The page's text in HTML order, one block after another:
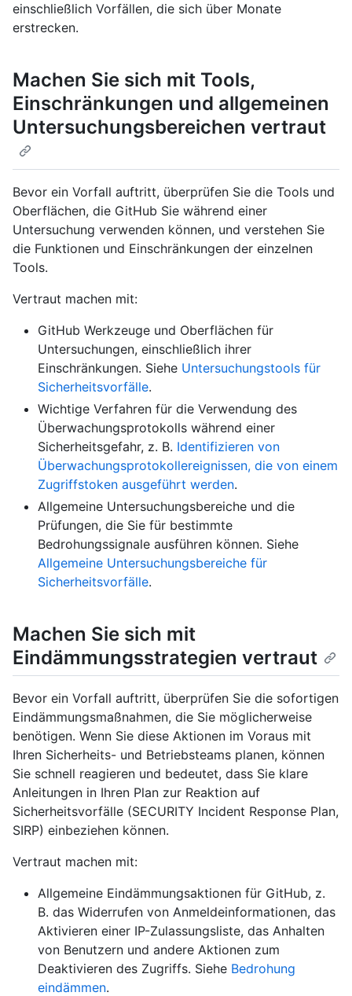
einschließlich Vorfällen, die sich über Monate
erstrecken.
Machen Sie sich mit Tools,
Einschränkungen und allgemeinen
Untersuchungsbereichen vertraut
Bevor ein Vorfall auftritt, überprüfen Sie die Tools und
Oberflächen, die GitHub Sie während einer
Untersuchung verwenden können, und verstehen Sie
die Funktionen und Einschränkungen der einzelnen
Tools.
Vertraut machen mit:
GitHub Werkzeuge und Oberflächen für
Untersuchungen, einschließlich ihrer
Einschränkungen. Siehe Untersuchungstools für
Sicherheitsvorfälle.
Wichtige Verfahren für die Verwendung des
Überwachungsprotokolls während einer
Sicherheitsgefahr, z. B. Identifizieren von
Überwachungsprotokollereignissen, die von einem
Zugriffstoken ausgeführt werden.
Allgemeine Untersuchungsbereiche und die
Prüfungen, die Sie für bestimmte
Bedrohungssignale ausführen können. Siehe
Allgemeine Untersuchungsbereiche für
Sicherheitsvorfälle.
Machen Sie sich mit
Eindämmungsstrategien vertraut
Bevor ein Vorfall auftritt, überprüfen Sie die sofortigen
Eindämmungsmaßnahmen, die Sie möglicherweise
benötigen. Wenn Sie diese Aktionen im Voraus mit
Ihren Sicherheits- und Betriebsteams planen, können
Sie schnell reagieren und bedeutet, dass Sie klare
Anleitungen in Ihren Plan zur Reaktion auf
Sicherheitsvorfälle (SECURITY Incident Response Plan,
SIRP) einbeziehen können.
Vertraut machen mit:
Allgemeine Eindämmungsaktionen für GitHub, z.
B. das Widerrufen von Anmeldeinformationen, das
Aktivieren einer IP-Zulassungsliste, das Anhalten
von Benutzern und andere Aktionen zum
Deaktivieren des Zugriffs. Siehe Bedrohung
eindämmen.